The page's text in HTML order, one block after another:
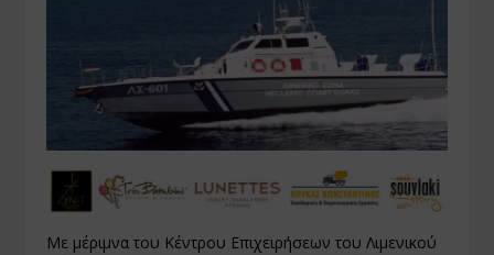
Με μέριμνα του Κέντρου Επιχειρήσεων του Λιμενικού